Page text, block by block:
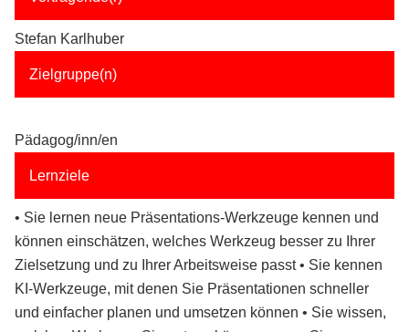
Stefan Karlhuber
Zielgruppe(n)
Pädagog/inn/en
Lernziele
• Sie lernen neue Präsentations-Werkzeuge kennen und
können einschätzen, welches Werkzeug besser zu Ihrer
Zielsetzung und zu Ihrer Arbeitsweise passt • Sie kennen
KI-Werkzeuge, mit denen Sie Präsentationen schneller
und einfacher planen und umsetzen können • Sie wissen,